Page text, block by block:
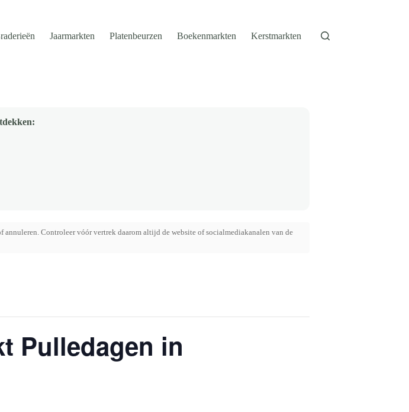
Jaarmarkten Platenbeurzen Boekenmarkten Kerstmarkten
Controleer vóór vertrek daarom altijd de website of socialmediakanalen van de
Pulledagen in